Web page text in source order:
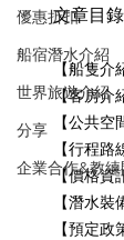
優惠折扣
船宿潛水介紹
世界旅遊介紹
分享
企業合作&教
文章目錄
【船隻介
【客房介
【公共空
【行程路
【價格資
【潛水裝
【預定政